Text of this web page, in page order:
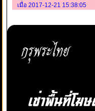
เมื่อ 2017-12-21 15:38:05